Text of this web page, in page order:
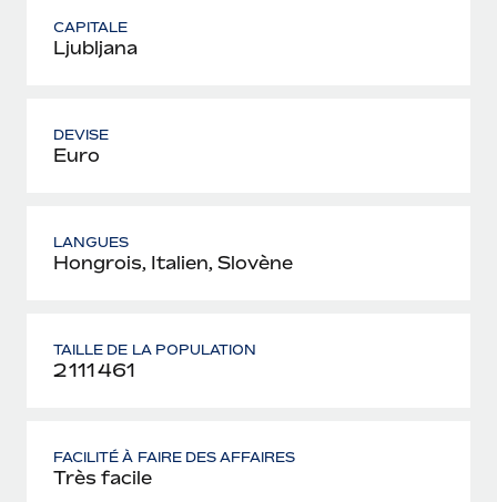
CAPITALE
Ljubljana
DEVISE
Euro
LANGUES
Hongrois, Italien, Slovène
TAILLE DE LA POPULATION
2 111 461
FACILITÉ À FAIRE DES AFFAIRES
Très facile